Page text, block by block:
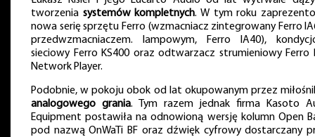
tworzenia systemów kompletnych. W tym roku
nowa serię sprzętu Ferro (wzmacniacz zintegrowany Ferro
przedwzmacniaczem. lampowym, Ferro IA40),
sieciowy Ferro KS400 oraz odtwarzacz strumieniowy Ferro
Network Player.
Podobnie, w pokoju obok od lat okupowanym przez
analogowego grania. Tym razem jednak firma Kasoto
Equipment postawiła na odnowioną wersję kolumn Open
pod nazwą OnWaTi BF oraz dźwięk cyfrowy dostarczany